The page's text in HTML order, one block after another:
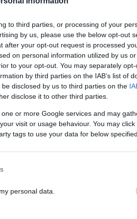
to third parties, or processing of your
by us, please use the below opt-out
after your opt-out request is processed
on personal information utilized by us
to your opt-out. You may separately
by third parties on the IAB’s list of
disclosed by us to third parties on the
disclose it to other third parties.
or more Google services and may
visit or usage behaviour. You may
tags to use your data for below
personal data.
άφησε τον άλλο να περάσει
επιβάτες να προσπαθούν
να φτάσει στο κάθισμά του
η συμπλοκή» ανέφεραν άλλοι